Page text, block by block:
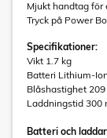
Mjukt handtag för
Tryck på Power
Specifikationer:
Vikt 1.7 kg
Batteri Lithium-
Blåshastighet
Laddningstid 300
Batteri och